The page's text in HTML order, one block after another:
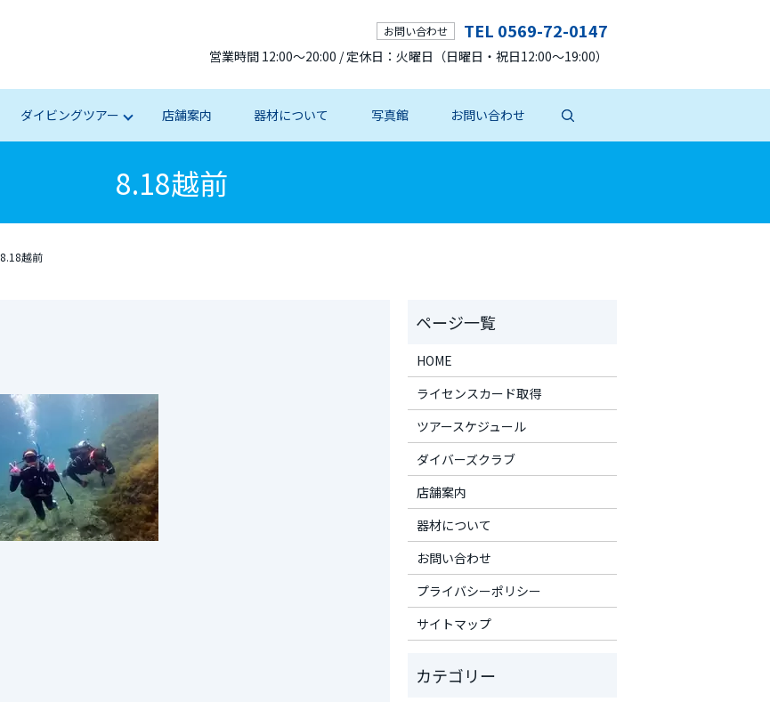
お問い合わせ TEL 0569-72-0147
営業時間 12:00～20:00 / 定休日：火曜日（日曜日・祝日12:00～19:00）
ダイビングツアー 店舗案内 器材について 写真館 お問い合わせ
8.18越前
8.18越前
HOME
ライセンスカード取得
ツアースケジュール
ダイバーズクラブ
店舗案内
器材について
お問い合わせ
プライバシーポリシー
サイトマップ